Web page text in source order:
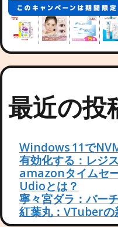
最近の投
Windows 11で
有効化する：レジ
amazonタイムセ
Udioとは？
寧々宮ダラ：バー
紅葉丸：VTuberの